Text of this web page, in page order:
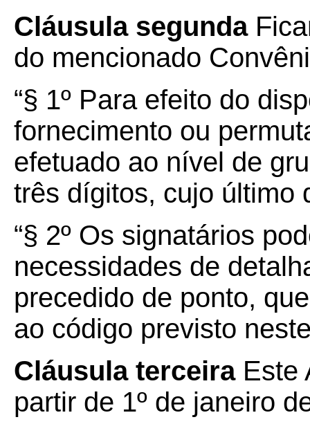
Cláusula segunda
do mencionado
“§ 1º Para efeito do
fornecimento ou
efetuado ao nível de
três dígitos, cujo último
“§ 2º Os signatários
necessidades de
precedido de ponto,
ao código previsto
Cláusula terceira Este
partir de 1º de janeiro